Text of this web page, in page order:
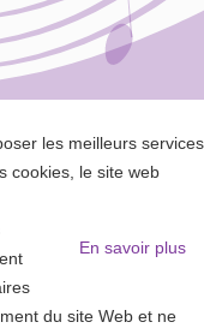
les meilleurs services
cookies, le site web
En savoir plus
du site Web et ne